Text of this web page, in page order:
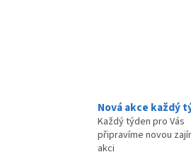
Nová akce každý
Každý týden pro Vás
připravíme novou
akci